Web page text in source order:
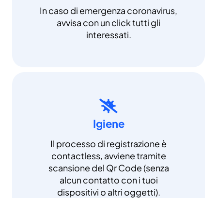
In caso di emergenza coronavirus,
avvisa con un click tutti gli
interessati.
Igiene
Il processo di registrazione è
contactless, avviene tramite
scansione del Qr Code (senza
alcun contatto con i tuoi
dispositivi o altri oggetti).